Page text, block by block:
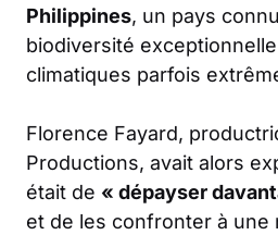
Philippines, un pays
biodiversité
climatiques parfois
Florence Fayard,
Productions, avait alors
était de « dépayser
et de les confronter à une